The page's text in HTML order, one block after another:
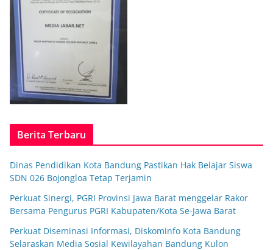
Berita Terbaru
Dinas Pendidikan Kota Bandung Pastikan Hak Belajar Siswa
SDN 026 Bojongloa Tetap Terjamin
Perkuat Sinergi, PGRI Provinsi Jawa Barat menggelar Rakor
Bersama Pengurus PGRI Kabupaten/Kota Se-Jawa Barat
Perkuat Diseminasi Informasi, Diskominfo Kota Bandung
Selaraskan Media Sosial Kewilayahan Bandung Kulon